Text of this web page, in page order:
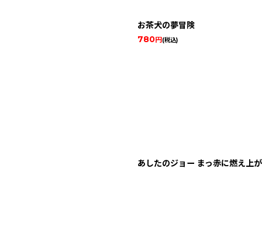
お茶犬の夢冒険
780円 (税込)
あしたのジョー まっ赤に燃え上